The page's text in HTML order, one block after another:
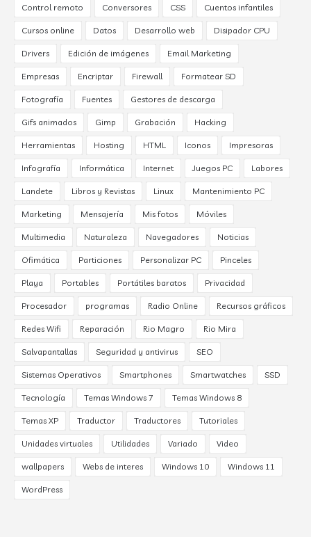
Control remoto Conversores CSS Cuentos infantiles
Cursos online Datos Desarrollo web Disipador CPU
Drivers Edición de imágenes Email Marketing
Empresas Encriptar Firewall Formatear SD
Fotografía Fuentes Gestores de descarga
Gifs animados Gimp Grabación Hacking
Herramientas Hosting HTML Iconos Impresoras
Infografía Informática Internet Juegos PC Labores
Landete Libros y Revistas Linux Mantenimiento PC
Marketing Mensajería Mis fotos Móviles
Multimedia Naturaleza Navegadores Noticias
Ofimática Particiones Personalizar PC Pinceles
Playa Portables Portátiles baratos Privacidad
Procesador programas Radio Online Recursos gráficos
Redes Wifi Reparación Rio Magro Rio Mira
Salvapantallas Seguridad y antivirus SEO
Sistemas Operativos Smartphones Smartwatches SSD
Tecnología Temas Windows 7 Temas Windows 8
Temas XP Traductor Traductores Tutoriales
Unidades virtuales Utilidades Variado Video
wallpapers Webs de interes Windows 10 Windows 11
WordPress